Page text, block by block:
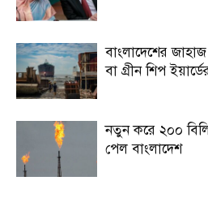
বাংলাদেশের জাহাজ
বা গ্রীন শিপ
নতুন করে ২০০
পেল বাংলাদেশ